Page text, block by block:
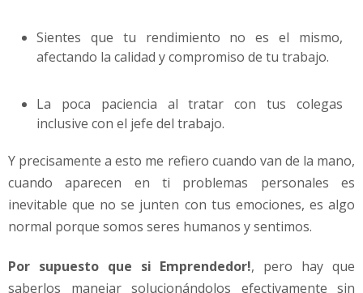
Sientes que tu rendimiento no es el mismo,
afectando la calidad y compromiso de tu trabajo.
La poca paciencia al tratar con tus colegas
inclusive con el jefe del trabajo.
Y precisamente a esto me refiero cuando van de la mano,
cuando aparecen en ti problemas personales es
inevitable que no se junten con tus emociones, es algo
normal porque somos seres humanos y sentimos.
Por supuesto que si Emprendedor!, pero hay que
saberlos manejar solucionándolos efectivamente sin